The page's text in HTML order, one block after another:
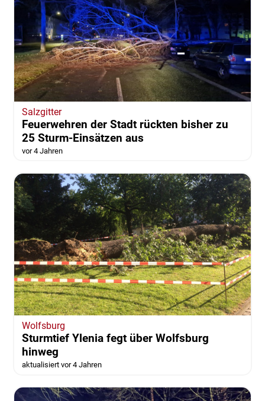
Salzgitter
Feuerwehren der Stadt rückten bisher zu
25 Sturm-Einsätzen aus
vor 4 Jahren
Wolfsburg
Sturmtief Ylenia fegt über Wolfsburg
hinweg
aktualisiert vor 4 Jahren